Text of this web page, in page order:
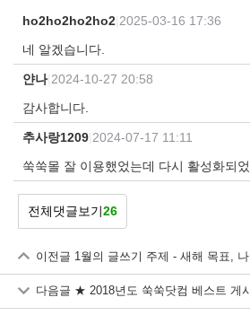
ho2ho2ho2ho2 2025-03-16 17:36
네 알겠습니다.
얀나| 2024-10-27 20:58
감사합니다.
추사랑1209 2024-07-17 11:11
쑥쑥몰 잘 이용했었는데 다시 활성화되
전체댓글보기26
이전글 1월의 글쓰기 주제 - 새해 목표, 나만의
다음글 ★ 2018년도 쑥쑥닷컴 베스트 게